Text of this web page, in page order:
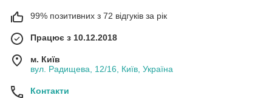
99% позитивних з 72 відгуків за рік
Працює з 10.12.2018
м. Київ
вул. Радищева, 12/16, Київ, Україна
Контакти